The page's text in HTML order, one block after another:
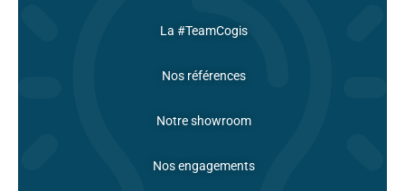
La #TeamCogis
Nos références
Notre showroom
Nos engagements